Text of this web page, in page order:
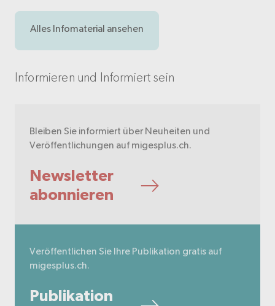
Alles Infomaterial ansehen
Informieren und Informiert sein
Bleiben Sie informiert über Neuheiten und
Veröffentlichungen auf migesplus.ch.
Newsletter
abonnieren
Veröffentlichen Sie Ihre Publikation gratis auf
migesplus.ch.
Publikation